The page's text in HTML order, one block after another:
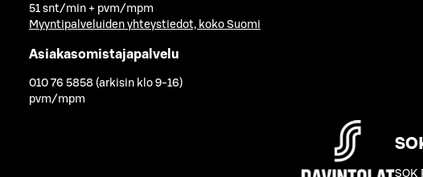
51 snt/min + pvm/mpm
Myyntipalveluiden yhteystiedot, koko Suomi
Asiakasomistajapalvelu
010 76 5858 (arkisin klo 9-16)
pvm/mpm
SOK